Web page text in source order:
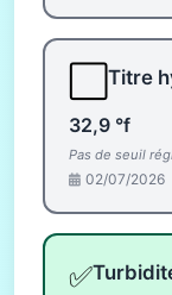
Titre
32,9 °f
Pas de seuil
02/07/2026
✅